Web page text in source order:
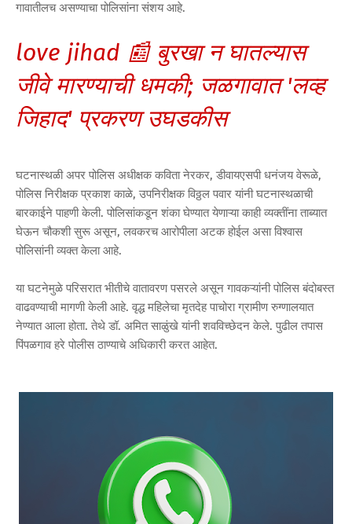
गावातीलच असण्याचा पोलिसांना संशय आहे.
love jihad 📰 बुरखा न घातल्यास
जीवे मारण्याची धमकी; जळगावात 'लव्ह
जिहाद' प्रकरण उघडकीस
घटनास्थळी अपर पोलिस अधीक्षक कविता नेरकर, डीवायएसपी धनंजय वेरूळे,
पोलिस निरीक्षक प्रकाश काळे, उपनिरीक्षक विठ्ठल पवार यांनी घटनास्थळाची
बारकाईने पाहणी केली. पोलिसांकडून शंका घेण्यात येणाऱ्या काही व्यक्तींना ताब्यात
घेऊन चौकशी सुरू असून, लवकरच आरोपीला अटक होईल असा विश्वास
पोलिसांनी व्यक्त केला आहे.
या घटनेमुळे परिसरात भीतीचे वातावरण पसरले असून गावकऱ्यांनी पोलिस बंदोबस्त
वाढवण्याची मागणी केली आहे. वृद्ध महिलेचा मृतदेह पाचोरा ग्रामीण रुग्णालयात
नेण्यात आला होता. तेथे डॉ. अमित साळुंखे यांनी शवविच्छेदन केले. पुढील तपास
पिंपळगाव हरे पोलीस ठाण्याचे अधिकारी करत आहेत.